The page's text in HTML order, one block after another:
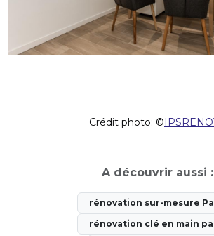
Crédit photo: ©
A découvrir aussi :
rénovation sur-mesure
rénovation clé en main